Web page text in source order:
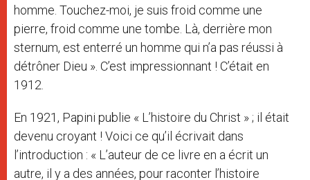
homme. Touchez-moi, je suis froid comme une
pierre, froid comme une tombe. Là, derrière mon
sternum, est enterré un homme qui n’a pas réussi à
détrôner Dieu ». C’est impressionnant ! C’était en
1912.
En 1921, Papini publie « L’histoire du Christ » ; il était
devenu croyant ! Voici ce qu’il écrivait dans
l’introduction : « L’auteur de ce livre en a écrit un
autre, il y a des années, pour raconter l’histoire